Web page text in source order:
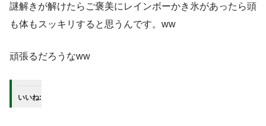
謎解きが解けたらご褒美にレインボーかき氷があったら頭
も体もスッキリすると思うんです。ww
頑張るだろうなww
いいね: